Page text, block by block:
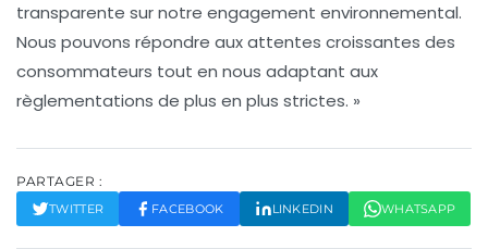
transparente sur notre engagement environnemental.
Nous pouvons répondre aux attentes croissantes des
consommateurs tout en nous adaptant aux
règlementations de plus en plus strictes. »
PARTAGER :
TWITTER FACEBOOK LINKEDIN WHATSAPP